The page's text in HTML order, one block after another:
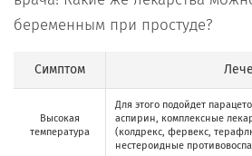
беременным при простуде?
Симптом
Высокая
температура
Для этого подойдет
аспирин, комплексные
(колдрекс, фервекс,
нестероидные